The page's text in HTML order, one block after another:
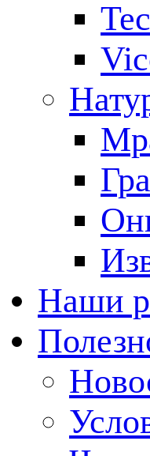
Наши